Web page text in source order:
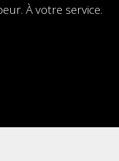
À votre service.